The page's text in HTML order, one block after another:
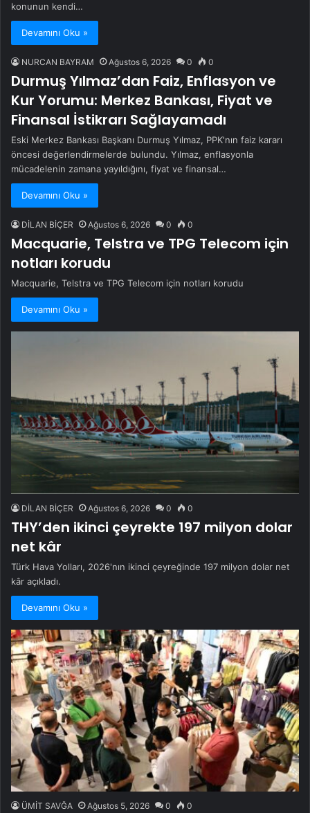
konunun kendi…
Devamını Oku »
NURCAN BAYRAM Ağustos 6, 2026 0 0
Durmuş Yılmaz’dan Faiz, Enflasyon ve
Kur Yorumu: Merkez Bankası, Fiyat ve
Finansal İstikrarı Sağlayamadı
Eski Merkez Bankası Başkanı Durmuş Yılmaz, PPK'nın faiz kararı
öncesi değerlendirmelerde bulundu. Yılmaz, enflasyonla
mücadelenin zamana yayıldığını, fiyat ve finansal…
Devamını Oku »
DİLAN BİÇER Ağustos 6, 2026 0 0
Macquarie, Telstra ve TPG Telecom için
notları korudu
Macquarie, Telstra ve TPG Telecom için notları korudu
Devamını Oku »
DİLAN BİÇER Ağustos 6, 2026 0 0
THY’den ikinci çeyrekte 197 milyon dolar
net kâr
Türk Hava Yolları, 2026'nın ikinci çeyreğinde 197 milyon dolar net
kâr açıkladı.
Devamını Oku »
ÜMİT SAVĞA Ağustos 5, 2026 0 0